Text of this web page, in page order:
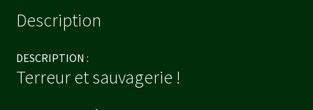
Description
DESCRIPTION :
Terreur et sauvagerie !